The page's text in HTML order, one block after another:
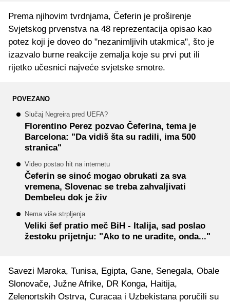
Prema njihovim tvrdnjama, Čeferin je proširenje
Svjetskog prvenstva na 48 reprezentacija opisao kao
potez koji je doveo do "nezanimljivih utakmica", što je
izazvalo burne reakcije zemalja koje su prvi put ili
rijetko učesnici najveće svjetske smotre.
POVEZANO
Slučaj Negreira pred UEFA?
Florentino Perez pozvao Čeferina, tema je
Barcelona: "Da vidiš šta su radili, ima 500
stranica"
Video postao hit na internetu
Čeferin se sinoć mogao obrukati za sva
vremena, Slovenac se treba zahvaljivati
Dembeleu dok je živ
Nema više strpljenja
Veliki šef pratio meč BiH - Italija, sad poslao
žestoku prijetnju: "Ako to ne uradite, onda..."
Savezi Maroka, Tunisa, Egipta, Gane, Senegala, Obale
Slonovače, Južne Afrike, DR Konga, Haitija,
Zelenortskih Ostrva, Curacaa i Uzbekistana poručili su